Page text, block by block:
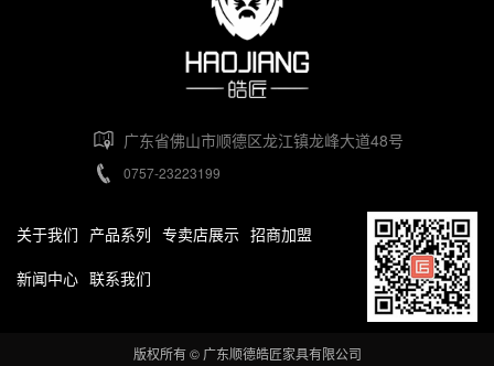
广东省佛山市顺德区龙江镇龙峰大道48号
0757-23223199
关于我们 产品系列 专卖店展示 招商加盟
新闻中心 联系我们
版权所有 © 广东顺德皓匠家具有限公司